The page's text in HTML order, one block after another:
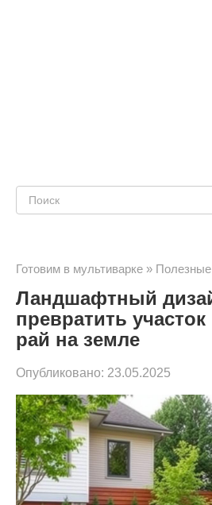
Поиск:
Готовим в мультиварке » Полезные
Ландшафтный
превратить
рай на земле
Опубликовано: 23.05.2025